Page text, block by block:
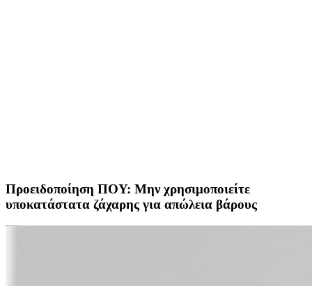
Προειδοποίηση ΠΟΥ: Μην χρησιμοποιείτε
υποκατάστατα ζάχαρης για απώλεια βάρους